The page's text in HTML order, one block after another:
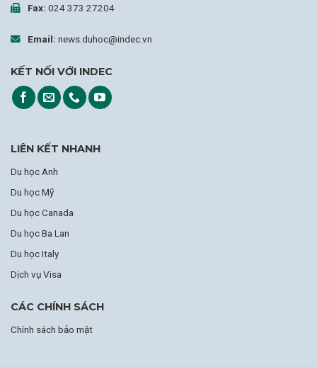
Fax: 024 373 27204
Email: news.duhoc@indec.vn
KẾT NỐI VỚI INDEC
LIÊN KẾT NHANH
Du học Anh
Du học Mỹ
Du học Canada
Du học Ba Lan
Du học Italy
Dịch vụ Visa
CÁC CHÍNH SÁCH
Chính sách bảo mật